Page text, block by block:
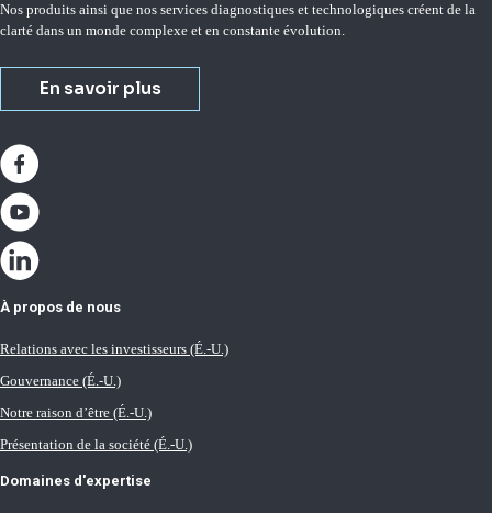
Nos produits ainsi que nos services diagnostiques et technologiques créent de la
clarté dans un monde complexe et en constante évolution.
En savoir plus
À propos de nous
Relations avec les investisseurs (É.-U.)
Gouvernance (É.-U.)
Notre raison d’être (É.-U.)
Présentation de la société (É.-U.)
Domaines d'expertise